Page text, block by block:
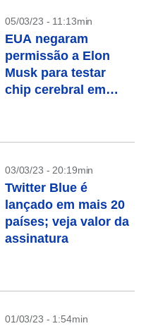
05/03/23 - 11:13min
EUA negaram
permissão a Elon
Musk para testar
chip cerebral em
03/03/23 - 20:19min
Twitter Blue é
lançado em mais 20
países; veja valor da
assinatura
01/03/23 - 1:54min